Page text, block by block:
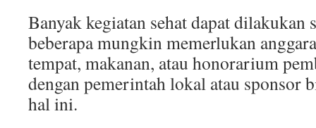
Banyak kegiatan sehat dapat dilakukan
beberapa mungkin memerlukan
tempat, makanan, atau honorarium
dengan pemerintah lokal atau sponsor
hal ini.